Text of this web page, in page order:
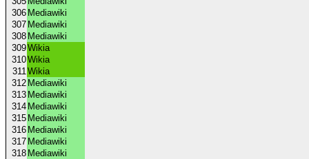
306 Mediawiki
307 Mediawiki
308 Mediawiki
309Wikia
310Wikia
311Wikia
312 Mediawiki
313 Mediawiki
314 Mediawiki
315 Mediawiki
316 Mediawiki
317 Mediawiki
318 Mediawiki